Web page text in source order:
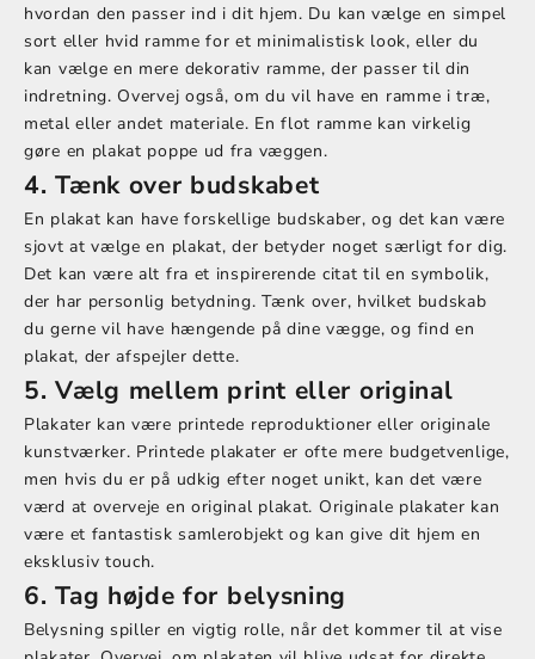
hvordan den passer ind i dit hjem. Du kan vælge en simpel
sort eller hvid ramme for et minimalistisk look, eller du
kan vælge en mere dekorativ ramme, der passer til din
indretning. Overvej også, om du vil have en ramme i træ,
metal eller andet materiale. En flot ramme kan virkelig
gøre en plakat poppe ud fra væggen.
4. Tænk over budskabet
En plakat kan have forskellige budskaber, og det kan være
sjovt at vælge en plakat, der betyder noget særligt for dig.
Det kan være alt fra et inspirerende citat til en symbolik,
der har personlig betydning. Tænk over, hvilket budskab
du gerne vil have hængende på dine vægge, og find en
plakat, der afspejler dette.
5. Vælg mellem print eller original
Plakater kan være printede reproduktioner eller originale
kunstværker. Printede plakater er ofte mere budgetvenlige,
men hvis du er på udkig efter noget unikt, kan det være
værd at overveje en original plakat. Originale plakater kan
være et fantastisk samlerobjekt og kan give dit hjem en
eksklusiv touch.
6. Tag højde for belysning
Belysning spiller en vigtig rolle, når det kommer til at vise